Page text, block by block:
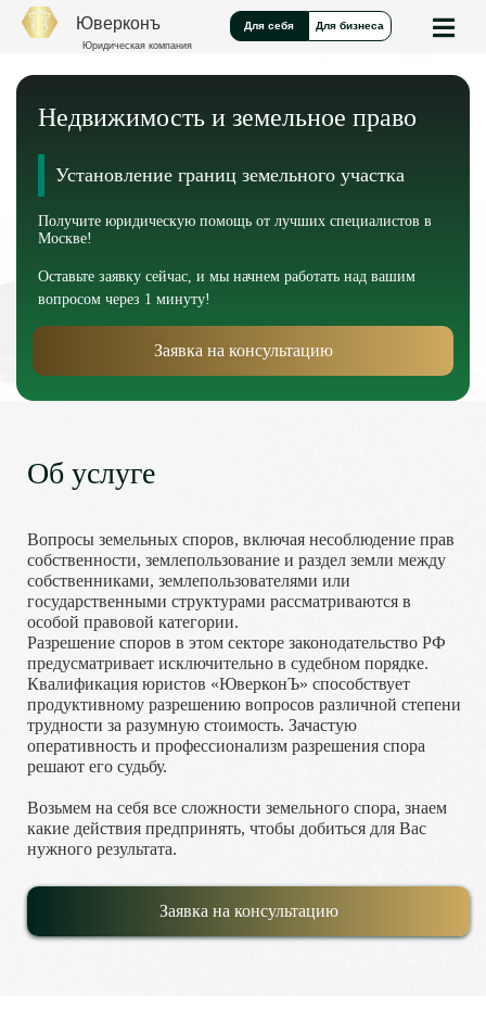
Юверконъ
Юридическая компания
Для себя Для бизнеса
Недвижимость и земельное право
Установление границ земельного участка
Получите юридическую помощь от лучших специалистов в
Москве!
Оставьте заявку сейчас, и мы начнем работать над вашим
вопросом через 1 минуту!
Заявка на консультацию
Об услуге
Вопросы земельных споров, включая несоблюдение прав
собственности, землепользование и раздел земли между
собственниками, землепользователями или
государственными структурами рассматриваются в
особой правовой категории.
Разрешение споров в этом секторе законодательство РФ
предусматривает исключительно в судебном порядке.
Квалификация юристов «ЮверконЪ» способствует
продуктивному разрешению вопросов различной степени
трудности за разумную стоимость. Зачастую
оперативность и профессионализм разрешения спора
решают его судьбу.
Возьмем на себя все сложности земельного спора, знаем
какие действия предпринять, чтобы добиться для Вас
нужного результата.
Заявка на консультацию